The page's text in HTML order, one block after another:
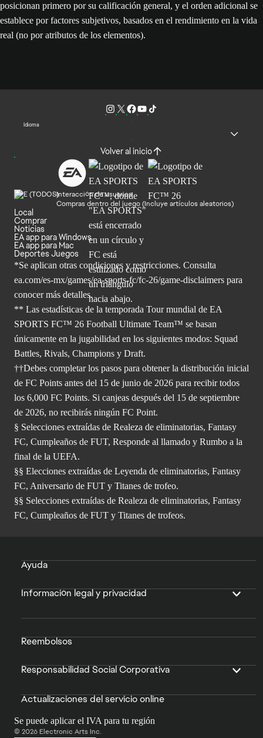
posicionan primero por su calificación general, y el orden adicional se
establece por factores subjetivos, basados en el rendimiento en la vida
real (no por atributos de los elementos).
Idioma
Volver al inicio
Interacción de usuarios
Compras dentro del juego (Incluye artículos aleatorios)
Local
Comprar
Noticias
EA app para Windows
EA app para Mac
Deportes Juegos
*Se aplican otras condiciones y restricciones. Consulta
ea.com/es-mx/games/ea-sports-fc/fc-26/game-disclaimers para
conocer más detalles.
** Las estadísticas de la temporada Tour mundial de EA
SPORTS FC™ 26 Football Ultimate Team™ se basan
únicamente en la jugabilidad en los siguientes modos: Squad
Battles, Rivals, Champions y Draft.
††Debes completar los pasos para obtener la distribución inicial
de FC Points antes del 15 de junio de 2026 para recibir todos
los 6,000 FC Points. Si canjeas después del 15 de septiembre
de 2026, no recibirás ningún FC Point.
§ Selecciones extraídas de Realeza de eliminatorias, Fantasy
FC, Cumpleaños de FUT, Responde al llamado y Rumbo a la
final de la UEFA.
§§ Elecciones extraídas de Leyenda de eliminatorias, Fantasy
FC, Aniversario de FUT y Titanes de trofeo.
§§ Selecciones extraídas de Realeza de eliminatorias, Fantasy
FC, Cumpleaños de FUT y Titanes de trofeos.
Ayuda
Información legal y privacidad
Reembolsos
Responsabilidad Social Corporativa
Actualizaciones del servicio online
Se puede aplicar el IVA para tu región
© 2026 Electronic Arts Inc.